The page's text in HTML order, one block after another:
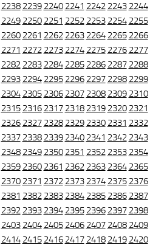
2238 2239 2240 2241 2242 2243 2244
2249 2250 2251 2252 2253 2254 2255
2260 2261 2262 2263 2264 2265 2266
2271 2272 2273 2274 2275 2276 2277
2282 2283 2284 2285 2286 2287 2288
2293 2294 2295 2296 2297 2298 2299
2304 2305 2306 2307 2308 2309 2310
2315 2316 2317 2318 2319 2320 2321
2326 2327 2328 2329 2330 2331 2332
2337 2338 2339 2340 2341 2342 2343
2348 2349 2350 2351 2352 2353 2354
2359 2360 2361 2362 2363 2364 2365
2370 2371 2372 2373 2374 2375 2376
2381 2382 2383 2384 2385 2386 2387
2392 2393 2394 2395 2396 2397 2398
2403 2404 2405 2406 2407 2408 2409
2414 2415 2416 2417 2418 2419 2420